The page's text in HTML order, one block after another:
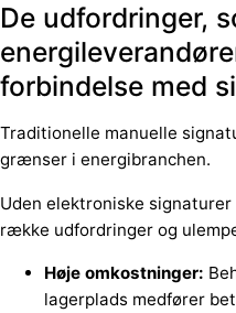
De udfordringer,
forbindelse med
Traditionelle manuelle
grænser i energibranchen.
Uden elektroniske
række udfordringer og
Høje omkostninger:
lagerplads medfører